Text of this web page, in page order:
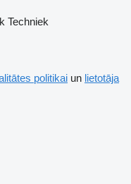
Techniek
politikai un lietotāja